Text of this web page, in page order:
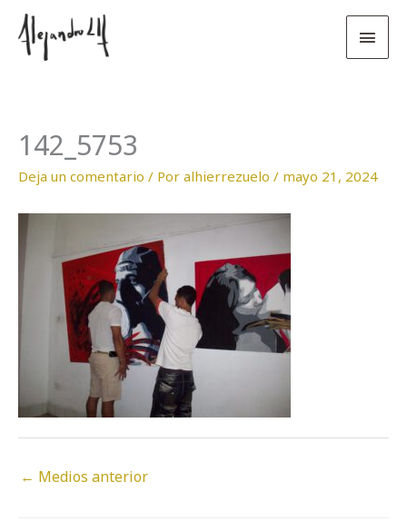
contenido
142_5753
Deja un comentario / Por alhierrezuelo / mayo 21, 2024
← Medios anterior